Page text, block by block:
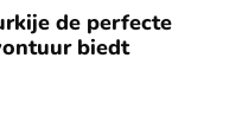
de perfecte
biedt